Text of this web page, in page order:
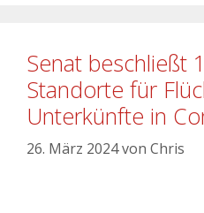
Senat beschließt
Standorte für
Unterkünfte in
26. März 2024von Chris